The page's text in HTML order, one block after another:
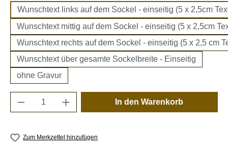
Wunschtext links auf dem Sockel - einseitig (5 x 2,5cm
Wunschtext mittig auf dem Sockel - einseitig (5 x 2,5cm
Wunschtext rechts auf dem Sockel - einseitig (5 x 2,5 cm
Wunschtext über gesamte Sockelbreite - Einseitig
ohne Gravur
Produkt Anzahl: Gib den gewünschten
In den Warenkorb
Zum Merkzettel hinzufügen